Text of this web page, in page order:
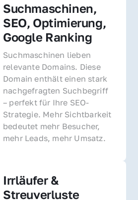
Suchmaschinen,
SEO, Optimierung,
Google Ranking
Suchmaschinen lieben
relevante Domains. Diese
Domain enthält einen stark
nachgefragten Suchbegriff
– perfekt für Ihre SEO-
Strategie. Mehr Sichtbarkeit
bedeutet mehr Besucher,
mehr Leads, mehr Umsatz.
Irrläufer &
Streuverluste